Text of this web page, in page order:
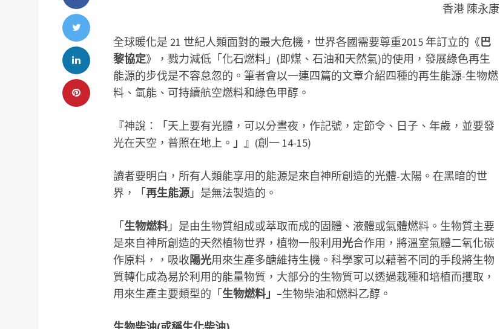
香港 陳永康
全球暖化是 21 世紀人類面對的最大危機，世界各國需要尊重2015 年訂立的《巴
黎協定》，戮力減低「化石燃料」(即煤、石油和天然氣)的使用，發展綠色再生
能源的步伐是不容怠忽的。筆者會以一連四篇的文章介紹四種的再生能源-生物燃
料、氫能、可持續航空燃料和綠色甲醇。
『神說：「天上要有光體，可以分晝夜，作記號，定節令、日子、年歲，並要發
光在天空，普照在地上。 」 』(創一 14-15)
讀者要明白，所有人類能享用的能源是來自神所創造的光體-太陽。在黑暗的世
界，「再生能源 」是無法製造的。
「生物燃料 」是由生物質組成或萃取而成的固體、液體或氣體燃料。生物質主要
是來自神所創造的天然植物世界，植物一般利用光合作用，將溫室氣體二氧化碳
作原料，，吸收陽光用來生產多醣維持生機。科學家可以藉著不同的手段將生物
質轉化成為易於利用的能量物質，大部分的生物質可以透過栽種和培植而攫取，
用來生產主要類型的「生物燃料」 –生物柴油和燃料乙醇。